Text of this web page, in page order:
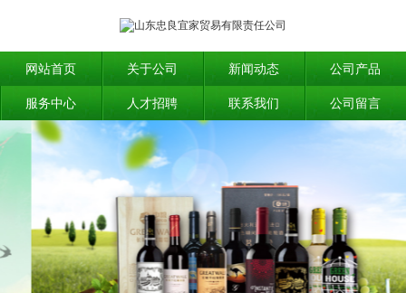
网站首页 关于公司 新闻动态 公司产品
服务中心 人才招聘 联系我们 公司留言